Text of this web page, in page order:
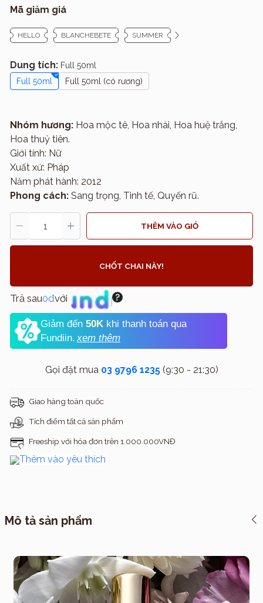
Mã giảm giá
HELLO BLANCHEBETE SUMMER
Dung tích: Full 50ml
Full 50ml
Full 50ml (có rương)
Nhóm hương: Hoa mộc tê, Hoa nhài, Hoa huệ trắng,
Hoa thuỷ tiên.
Giới tính: Nữ
Xuất xứ: Pháp
Năm phát hành: 2012
Phong cách: Sang trọng, Tinh tế, Quyến rũ.
THÊM VÀO GIỎ
CHỐT CHAI NÀY!
Trả sau0đvới
Giảm đến 50K khi thanh toán qua
Fundiin. xem thêm
Gọi đặt mua 03 9796 1235(9:30 - 21:30)
Giao hàng toàn quốc
Tích điểm tất cả sản phẩm
Freeship với hóa đơn trên 1.000.000VNĐ
Thêm vào yêu thích
Mô tả sản phẩm